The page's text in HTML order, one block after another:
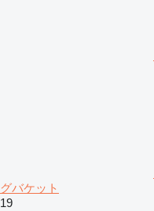
グバケット
19